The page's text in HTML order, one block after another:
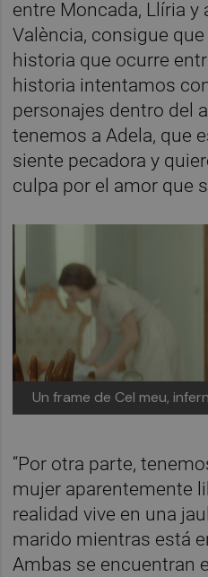
entre Moncada, Llíria y
València, consigue
historia que ocurre
historia intentamos
personajes dentro del
tenemos a Adela, que
siente pecadora y
culpa por el amor que
Un frame de Cel meu,
“Por otra parte,
mujer aparentemente
realidad vive en una
marido mientras está
Ambas se encuentran